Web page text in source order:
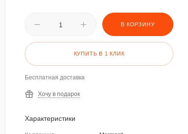
В КОРЗИНУ
КУПИТЬ В 1 КЛИК
Бесплатная доставка
Хочу в подарок
Характеристики